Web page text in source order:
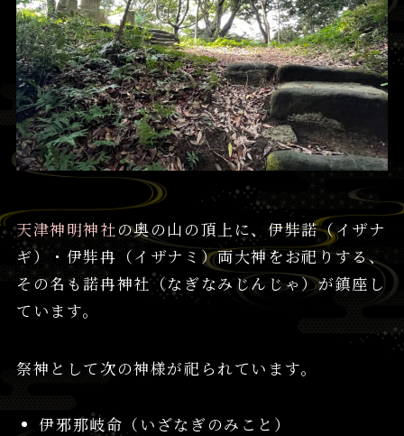
天津神明神社の奥の山の頂上に、伊弉諾（イザナ
ギ）・伊弉冉（イザナミ）両大神をお祀りする、
その名も諾冉神社（なぎなみじんじゃ）が鎮座し
ています。
祭神として次の神様が祀られています。
伊邪那岐命（いざなぎのみこと）